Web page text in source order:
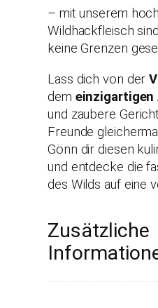
– mit unserem
Wildhackfleisch
keine Grenzen
Lass dich von der
dem einzigartigen
und zaubere
Freunde
Gönn dir diesen
und entdecke die
des Wilds auf eine
Zusätzliche